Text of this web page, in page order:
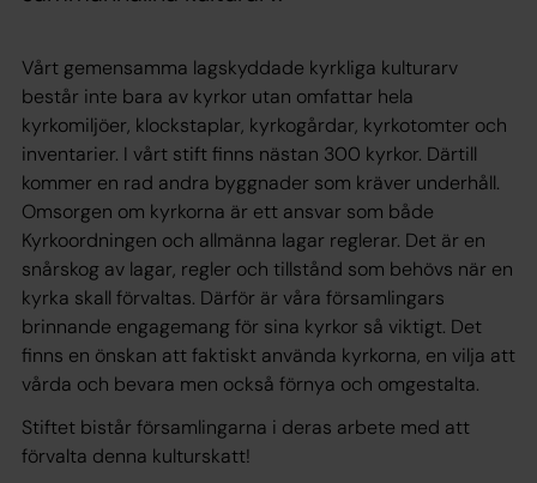
Vårt gemensamma lagskyddade kyrkliga kulturarv
består inte bara av kyrkor utan omfattar hela
kyrkomiljöer, klockstaplar, kyrkogårdar, kyrkotomter och
inventarier. I vårt stift finns nästan 300 kyrkor. Därtill
kommer en rad andra byggnader som kräver underhåll.
Omsorgen om kyrkorna är ett ansvar som både
Kyrkoordningen och allmänna lagar reglerar. Det är en
snårskog av lagar, regler och tillstånd som behövs när en
kyrka skall förvaltas. Därför är våra församlingars
brinnande engagemang för sina kyrkor så viktigt. Det
finns en önskan att faktiskt använda kyrkorna, en vilja att
vårda och bevara men också förnya och omgestalta.
Stiftet bistår församlingarna i deras arbete med att
förvalta denna kulturskatt!